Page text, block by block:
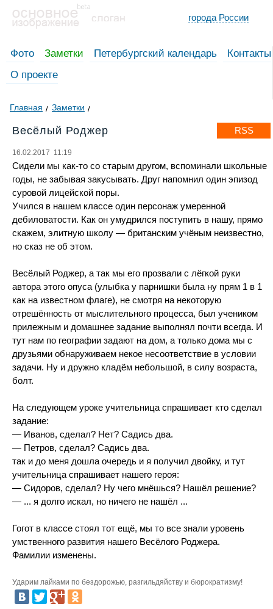
города России
Фото Заметки Петербургский календарь
Контакты
О проекте
Главная Заметки
RSS
Весёлый Роджер
16.02.2017 11:19
Сидели мы как-то со старым другом, вспоминали школьные
годы, не забывая закусывать. Друг напомнил один эпизод
суровой лицейской поры.
Учился в нашем классе один персонаж умеренной
дебиловатости. Как он умудрился поступить в нашу, прямо
скажем, элитную школу — британским учёным неизвестно,
но сказ не об этом.
Весёлый Роджер, а так мы его прозвали с лёгкой руки
автора этого опуса (улыбка у парнишки была ну прям 1 в 1
как на известном флаге), не смотря на некоторую
отрешённость от мыслительного процесса, был учеником
прилежным и домашнее задание выполнял почти всегда. И
тут нам по географии задают на дом, а только дома мы с
друзьями обнаруживаем некое несоответствие в условии
задачи. Ну и дружно кладём небольшой, в силу возраста,
болт.
На следующем уроке учительница спрашивает кто сделал
задание:
— Иванов, сделал? Нет? Садись два.
— Петров, сделал? Садись два.
так и до меня дошла очередь и я получил двойку, и тут
учительница спрашивает нашего героя:
— Сидоров, сделал? Ну чего мнёшься? Нашёл решение?
— ... я долго искал, но ничего не нашёл ...
Гогот в классе стоял тот ещё, мы то все знали уровень
умственного развития нашего Весёлого Роджера.
Фамилии изменены.
Ударим лайками по бездорожью, разгильдяйству и бюрократизму!